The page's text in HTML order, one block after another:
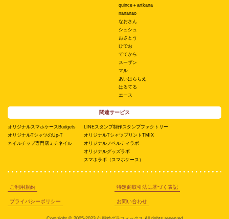
quince＋artkana
nananao
なおさん
シュシュ
おさとう
ひでお
ててから
スーザン
マル
あいはらちえ
はるてる
エース
関連サービス
オリジナルスマホケースBudgets
オリジナルTシャツのUp-T
ネイルチップ専門店ミチネイル
LINEスタンプ制作スタンプファクトリー
オリジナルTシャツプリントTMIX
オリジナルノベルティラボ
オリジナルグッズラボ
スマホラボ（スマホケース）
ご利用規約 特定商取引法に基づく表記
プライバシーポリシー お問い合わせ